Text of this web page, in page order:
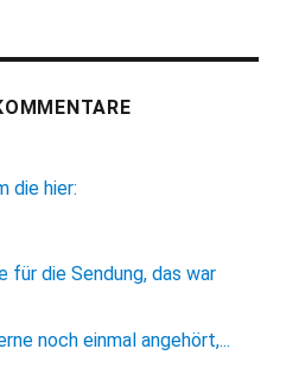
die hier:
für die Sendung, das war
noch einmal angehört,...